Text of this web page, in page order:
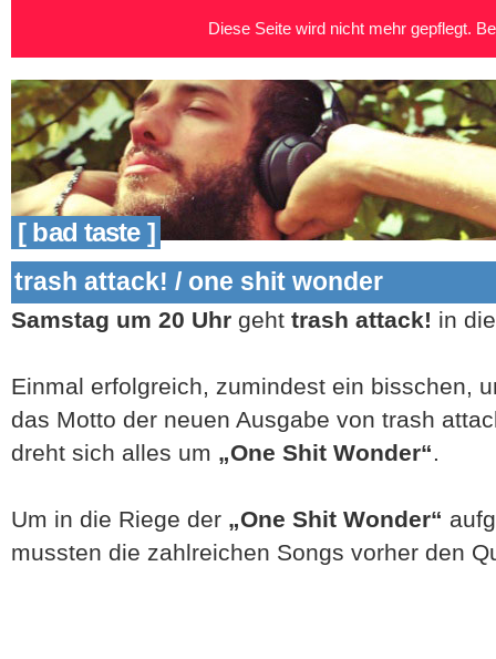
[ bad taste ]
trash attack! / one shit wonder
Samstag um 20 Uhr geht trash attack! in
Einmal erfolgreich, zumindest ein bisschen,
das Motto der neuen Ausgabe von trash
dreht sich alles um „One Shit Wonder“.
Um in die Riege der „One Shit Wonder“
mussten die zahlreichen Songs vorher den
Diese Seite wird nicht mehr gepflegt.